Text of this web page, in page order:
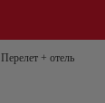
Перелет + отель